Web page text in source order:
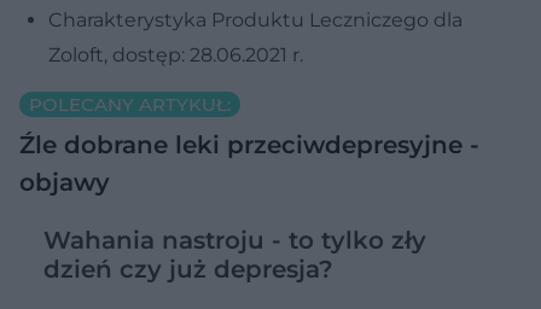
Charakterystyka Produktu Leczniczego dla
Zoloft, dostęp: 28.06.2021 r.
POLECANY ARTYKUŁ:
Źle dobrane leki przeciwdepresyjne -
objawy
Wahania nastroju - to tylko zły
dzień czy już depresja?